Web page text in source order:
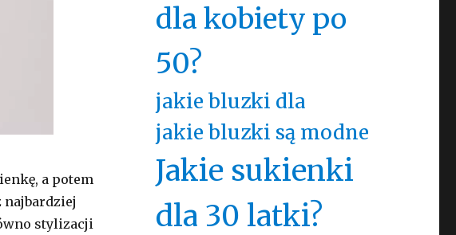
a potem
najbardziej
stylizacji
dla kobiety po
50?
jakie bluzki dla
jakie bluzki są modne
Jakie sukienki
dla 30 latki?